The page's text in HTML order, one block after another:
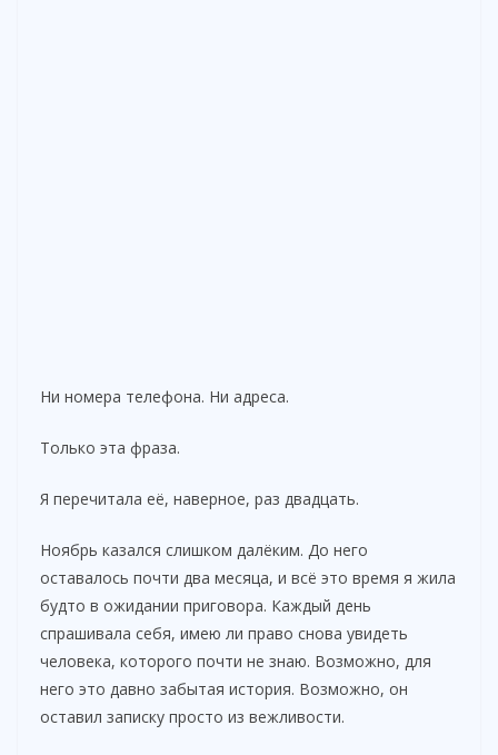
Ни номера телефона. Ни адреса.
Только эта фраза.
Я перечитала её, наверное, раз двадцать.
Ноябрь казался слишком далёким. До него
оставалось почти два месяца, и всё это время я жила
будто в ожидании приговора. Каждый день
спрашивала себя, имею ли право снова увидеть
человека, которого почти не знаю. Возможно, для
него это давно забытая история. Возможно, он
оставил записку просто из вежливости.